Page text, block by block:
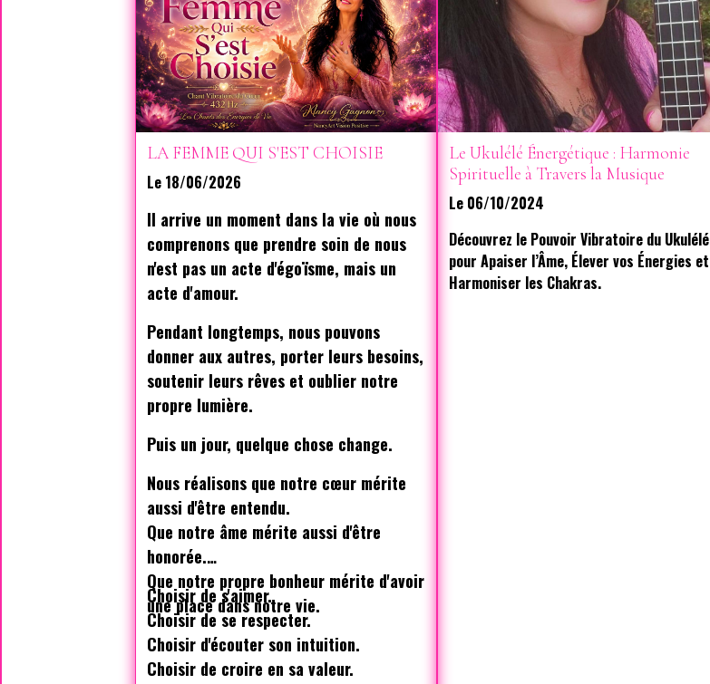
LA FEMME QUI S'EST CHOISIE
Le 18/06/2026
Il arrive un moment dans la vie où nous
comprenons que prendre soin de nous
n'est pas un acte d'égoïsme, mais un
acte d'amour.
Pendant longtemps, nous pouvons
donner aux autres, porter leurs besoins,
soutenir leurs rêves et oublier notre
propre lumière.
Puis un jour, quelque chose change.
Nous réalisons que notre cœur mérite
aussi d'être entendu.
Que notre âme mérite aussi d'être
honorée.
Que notre propre bonheur mérite d'avoir
une place dans notre vie.
Choisir de s'aimer.
Choisir de se respecter.
Choisir d'écouter son intuition.
Choisir de croire en sa valeur.
Le Ukulélé Énergétique : Harmonie
Spirituelle à Travers la Musique
Le 06/10/2024
Découvrez le Pouvoir Vibratoire du Ukulélé
pour Apaiser l’Âme, Élever vos Énergies et
Harmoniser les Chakras.